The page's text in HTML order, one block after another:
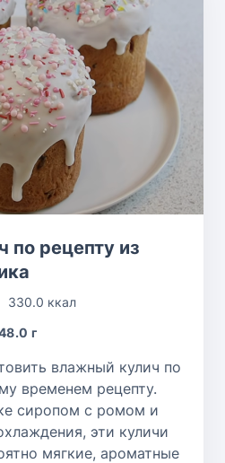
по рецепту из
330.0 ккал
г
влажный кулич по
временем рецепту.
сиропом с ромом и
эти куличи
мягкие, ароматные